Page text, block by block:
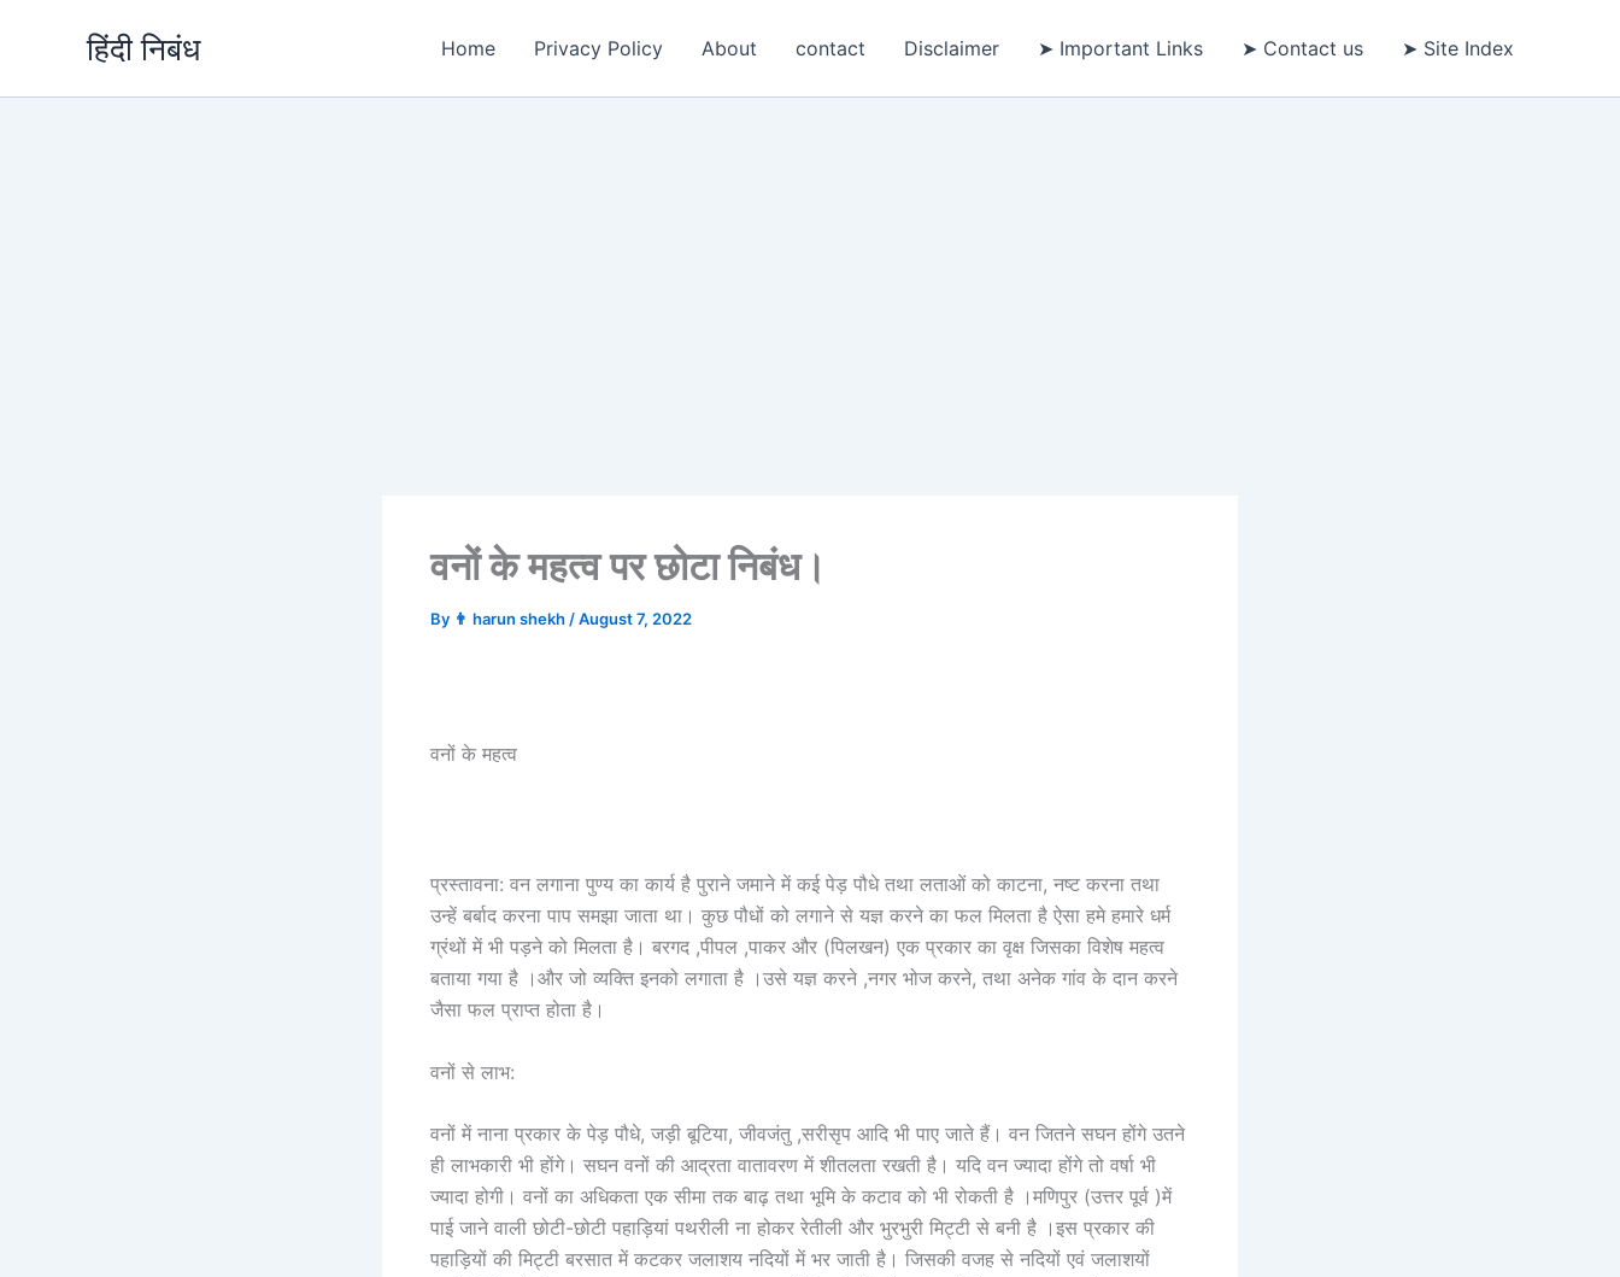
हिंदी निबंध Home Privacy Policy About contact Disclaimer ➤ Important Links ➤ Contact us ➤ Site Index
वनों के महत्व पर छोटा निबंध।
By 👨 harun shekh /August 7, 2022
वनों के महत्व
प्रस्तावना: वन लगाना पुण्य का कार्य है पुराने जमाने में कई पेड़ पौधे तथा लताओं को काटना, नष्ट करना तथा
उन्हें बर्बाद करना पाप समझा जाता था। कुछ पौधों को लगाने से यज्ञ करने का फल मिलता है ऐसा हमे हमारे धर्म
ग्रंथों में भी पड़ने को मिलता है। बरगद ,पीपल ,पाकर और (पिलखन) एक प्रकार का वृक्ष जिसका विशेष महत्व
बताया गया है ।और जो व्यक्ति इनको लगाता है ।उसे यज्ञ करने ,नगर भोज करने, तथा अनेक गांव के दान करने
जैसा फल प्राप्त होता है।
वनों से लाभ:
वनों में नाना प्रकार के पेड़ पौधे, जड़ी बूटिया, जीवजंतु ,सरीसृप आदि भी पाए जाते हैं। वन जितने सघन होंगे उतने
ही लाभकारी भी होंगे। सघन वनों की आद्रता वातावरण में शीतलता रखती है। यदि वन ज्यादा होंगे तो वर्षा भी
ज्यादा होगी। वनों का अधिकता एक सीमा तक बाढ़ तथा भूमि के कटाव को भी रोकती है ।मणिपुर (उत्तर पूर्व )में
पाई जाने वाली छोटी-छोटी पहाड़ियां पथरीली ना होकर रेतीली और भुरभुरी मिट्टी से बनी है ।इस प्रकार की
पहाड़ियों की मिट्टी बरसात में कटकर जलाशय नदियों में भर जाती है। जिसकी वजह से नदियों एवं जलाशयों